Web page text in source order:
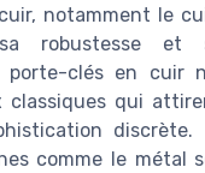
notamment le
robustesse et
porte-clés en cuir
classiques qui
discrète.
comme le métal